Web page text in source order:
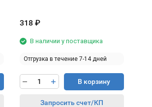
318 ₽
В наличии у поставщика
Отгрузка в течение 7-14 дней
В корзину
Запросить счет/КП